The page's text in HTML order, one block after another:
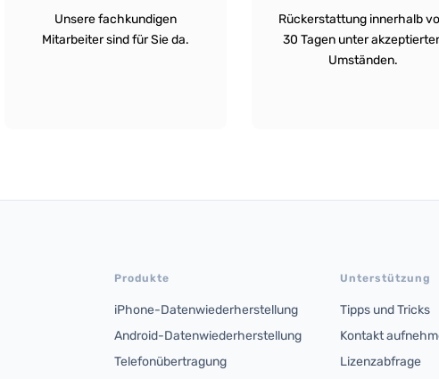
Unsere fachkundigen
Mitarbeiter sind für Sie da.
Rückerstattung innerhalb
30 Tagen unter
Umständen.
Produkte
iPhone-Datenwiederherstellung
Android-Datenwiederherstellung
Telefonübertragung
Unterstützung
Tipps und Tricks
Kontakt
Lizenzabfrage